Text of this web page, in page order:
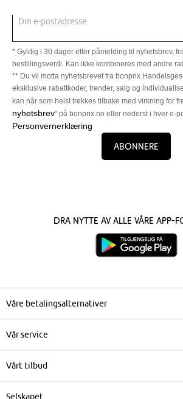
Din e-postadresse
* Gyldig i 30 dager etter påmelding til nyhetsbrev,
bestillingsverdi. Kan ikke kombineres med andre
** Du vil motta nyhetsbrevet fra bonprix
eksklusive rabattkoder, trender, salg og
kan når som helst trekkes tilbake med virkning for
nyhetsbrev" på bonprix.no eller nederst i hver e-
Personvernerklæring
Abonnere
Dra nytte av alle våre app-
Våre betalingsalternativer
Vår service
Vårt tilbud
Selskapet